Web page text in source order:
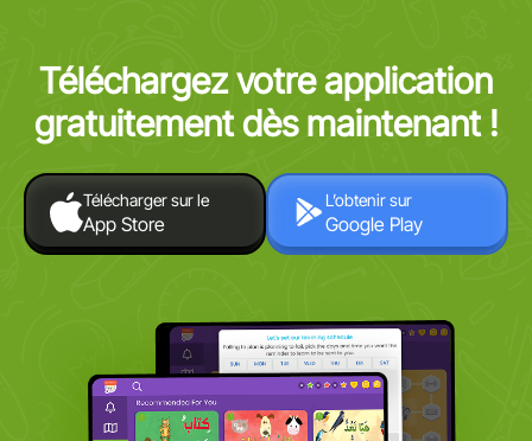
Téléchargez votre application
gratuitement dès maintenant !
Télécharger sur le
App Store
L’obtenir sur
Google Play